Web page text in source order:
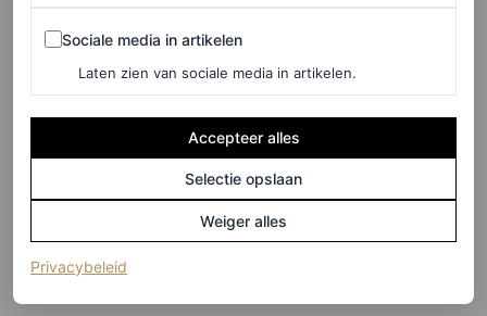
Sociale media in artikelen
Sociale media in artikelen
Laten zien van sociale media in artikelen.
Accepteer alles
Selectie opslaan
Weiger alles
Privacybeleid